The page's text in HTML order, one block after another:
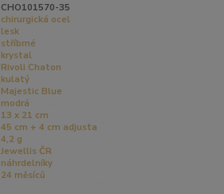
CHO101570-35
chirurgická ocel
lesk
stříbrné
krystal
Rivoli Chaton
kulatý
Majestic Blue
modrá
13 x 21 cm
45 cm + 4 cm adjusta
4,2 g
Jewellis ČR
náhrdelníky
24 měsíců